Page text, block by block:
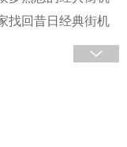
找回昔日经典街机
竞技玩法中增加了